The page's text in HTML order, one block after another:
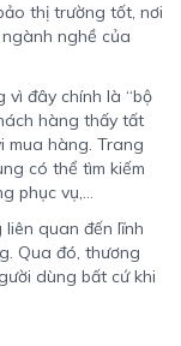
thị trường tốt, nơi
nghề của
vì đây chính là “bộ
hàng thấy tất
mua hàng. Trang
có thể tìm kiếm
phục vụ,…
quan đến lĩnh
Qua đó, thương
dùng bất cứ khi